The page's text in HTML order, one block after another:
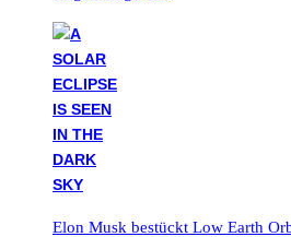
Elon Musk bestückt Low Earth